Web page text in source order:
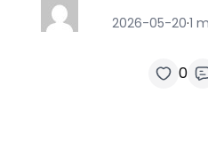
2026-05-20·1
0